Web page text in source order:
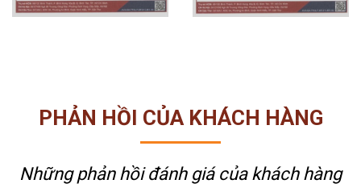
PHẢN HỒI CỦA KHÁCH HÀNG
Những phản hồi đánh giá của khách hàng